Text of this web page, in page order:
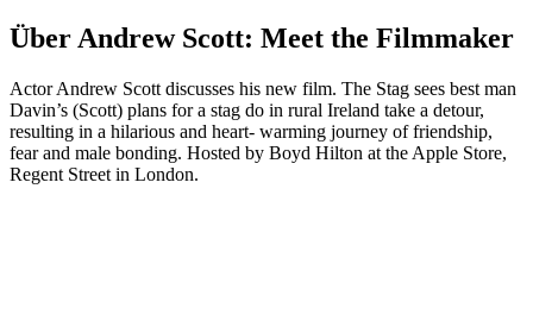
Über Andrew Scott: Meet the Filmmaker
Actor Andrew Scott discusses his new film. The Stag sees best man
Davin’s (Scott) plans for a stag do in rural Ireland take a detour,
resulting in a hilarious and heart- warming journey of friendship,
fear and male bonding. Hosted by Boyd Hilton at the Apple Store,
Regent Street in London.